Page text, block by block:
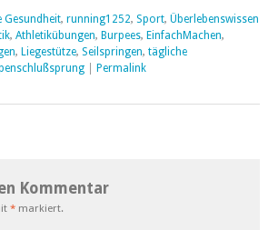
Gesundheit, running1252, Sport, Überlebenswissen
, Athletikübungen, Burpees, EinfachMachen,
, Liegestütze, Seilspringen, tägliche
Permalink
Kommentar
* markiert.